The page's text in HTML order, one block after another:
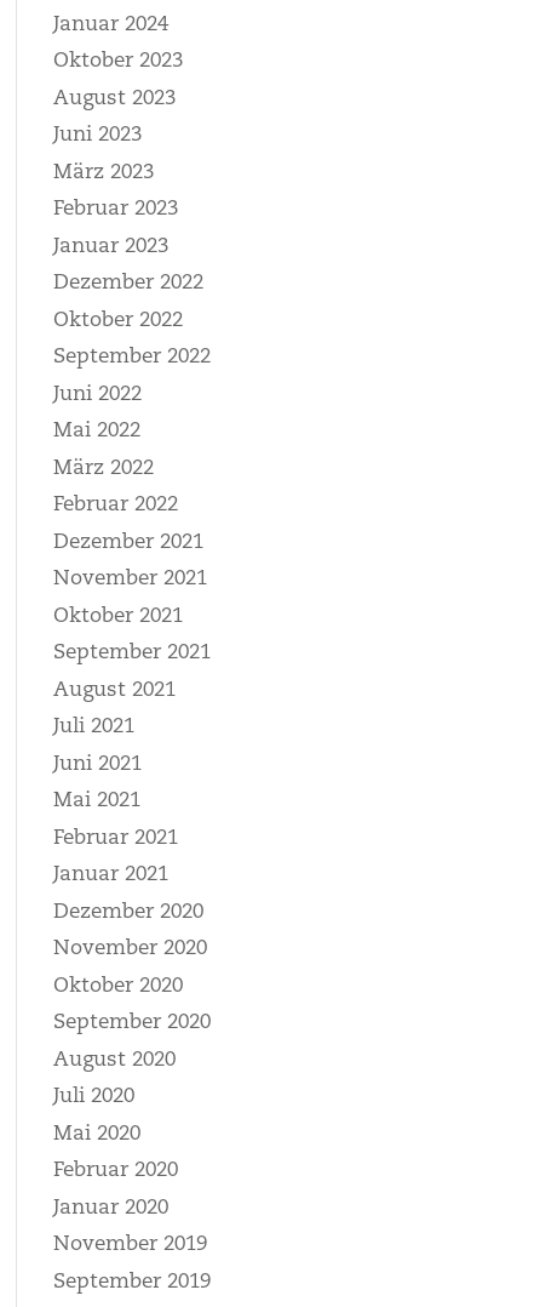
Januar 2024
Oktober 2023
August 2023
Juni 2023
März 2023
Februar 2023
Januar 2023
Dezember 2022
Oktober 2022
September 2022
Juni 2022
Mai 2022
März 2022
Februar 2022
Dezember 2021
November 2021
Oktober 2021
September 2021
August 2021
Juli 2021
Juni 2021
Mai 2021
Februar 2021
Januar 2021
Dezember 2020
November 2020
Oktober 2020
September 2020
August 2020
Juli 2020
Mai 2020
Februar 2020
Januar 2020
November 2019
September 2019